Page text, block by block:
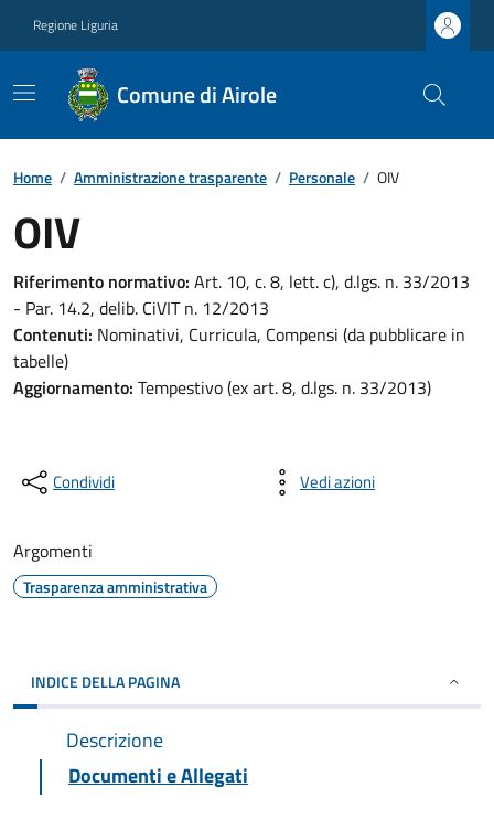
Regione Liguria
Comune di Airole
Home / Amministrazione trasparente / Personale / OIV
OIV
Riferimento normativo: Art. 10, c. 8, lett. c), d.lgs. n. 33/2013
- Par. 14.2, delib. CiVIT n. 12/2013
Contenuti: Nominativi, Curricula, Compensi (da pubblicare in
tabelle)
Aggiornamento: Tempestivo (ex art. 8, d.lgs. n. 33/2013)
Condividi Vedi azioni
Argomenti
Trasparenza amministrativa
INDICE DELLA PAGINA
Descrizione
Documenti e Allegati